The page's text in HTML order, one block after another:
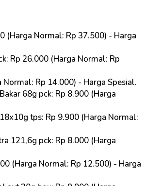
(Harga Normal: Rp 37.500) - Harga
Rp 26.000 (Harga Normal: Rp
Normal: Rp 14.000) - Harga Spesial.
68g pck: Rp 8.900 (Harga
tps: Rp 9.900 (Harga Normal:
121,6g pck: Rp 8.000 (Harga
(Harga Normal: Rp 12.500) - Harga